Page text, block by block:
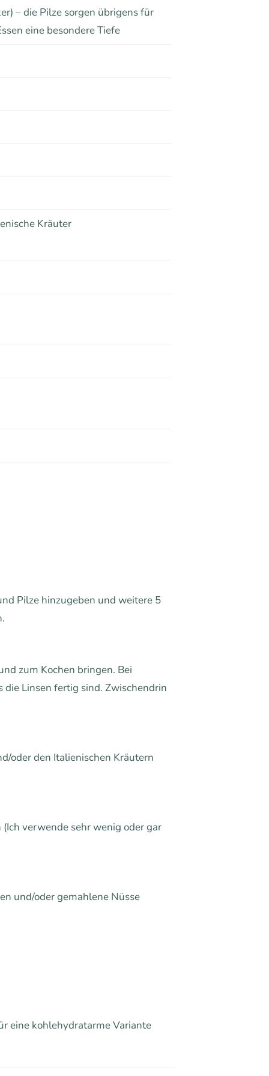
– die Pilze sorgen übrigens für
eine besondere Tiefe
Kräuter
Pilze hinzugeben und weitere 5
zum Kochen bringen. Bei
die Linsen fertig sind. Zwischendrin
oder den Italienischen Kräutern
verwende sehr wenig oder gar
und/oder gemahlene Nüsse
eine kohlehydratarme Variante